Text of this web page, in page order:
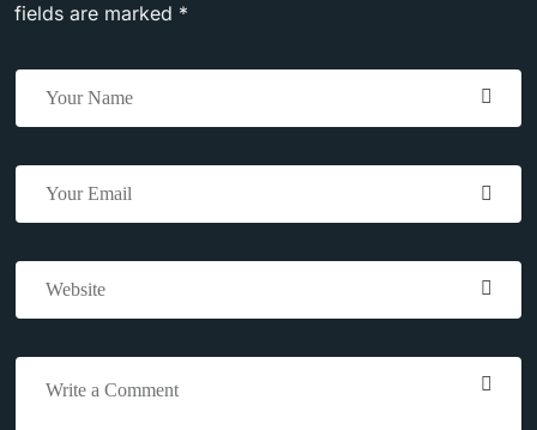
fields are marked *